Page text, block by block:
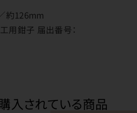
約126mm
用鉗子 届出番号：
入されている商品